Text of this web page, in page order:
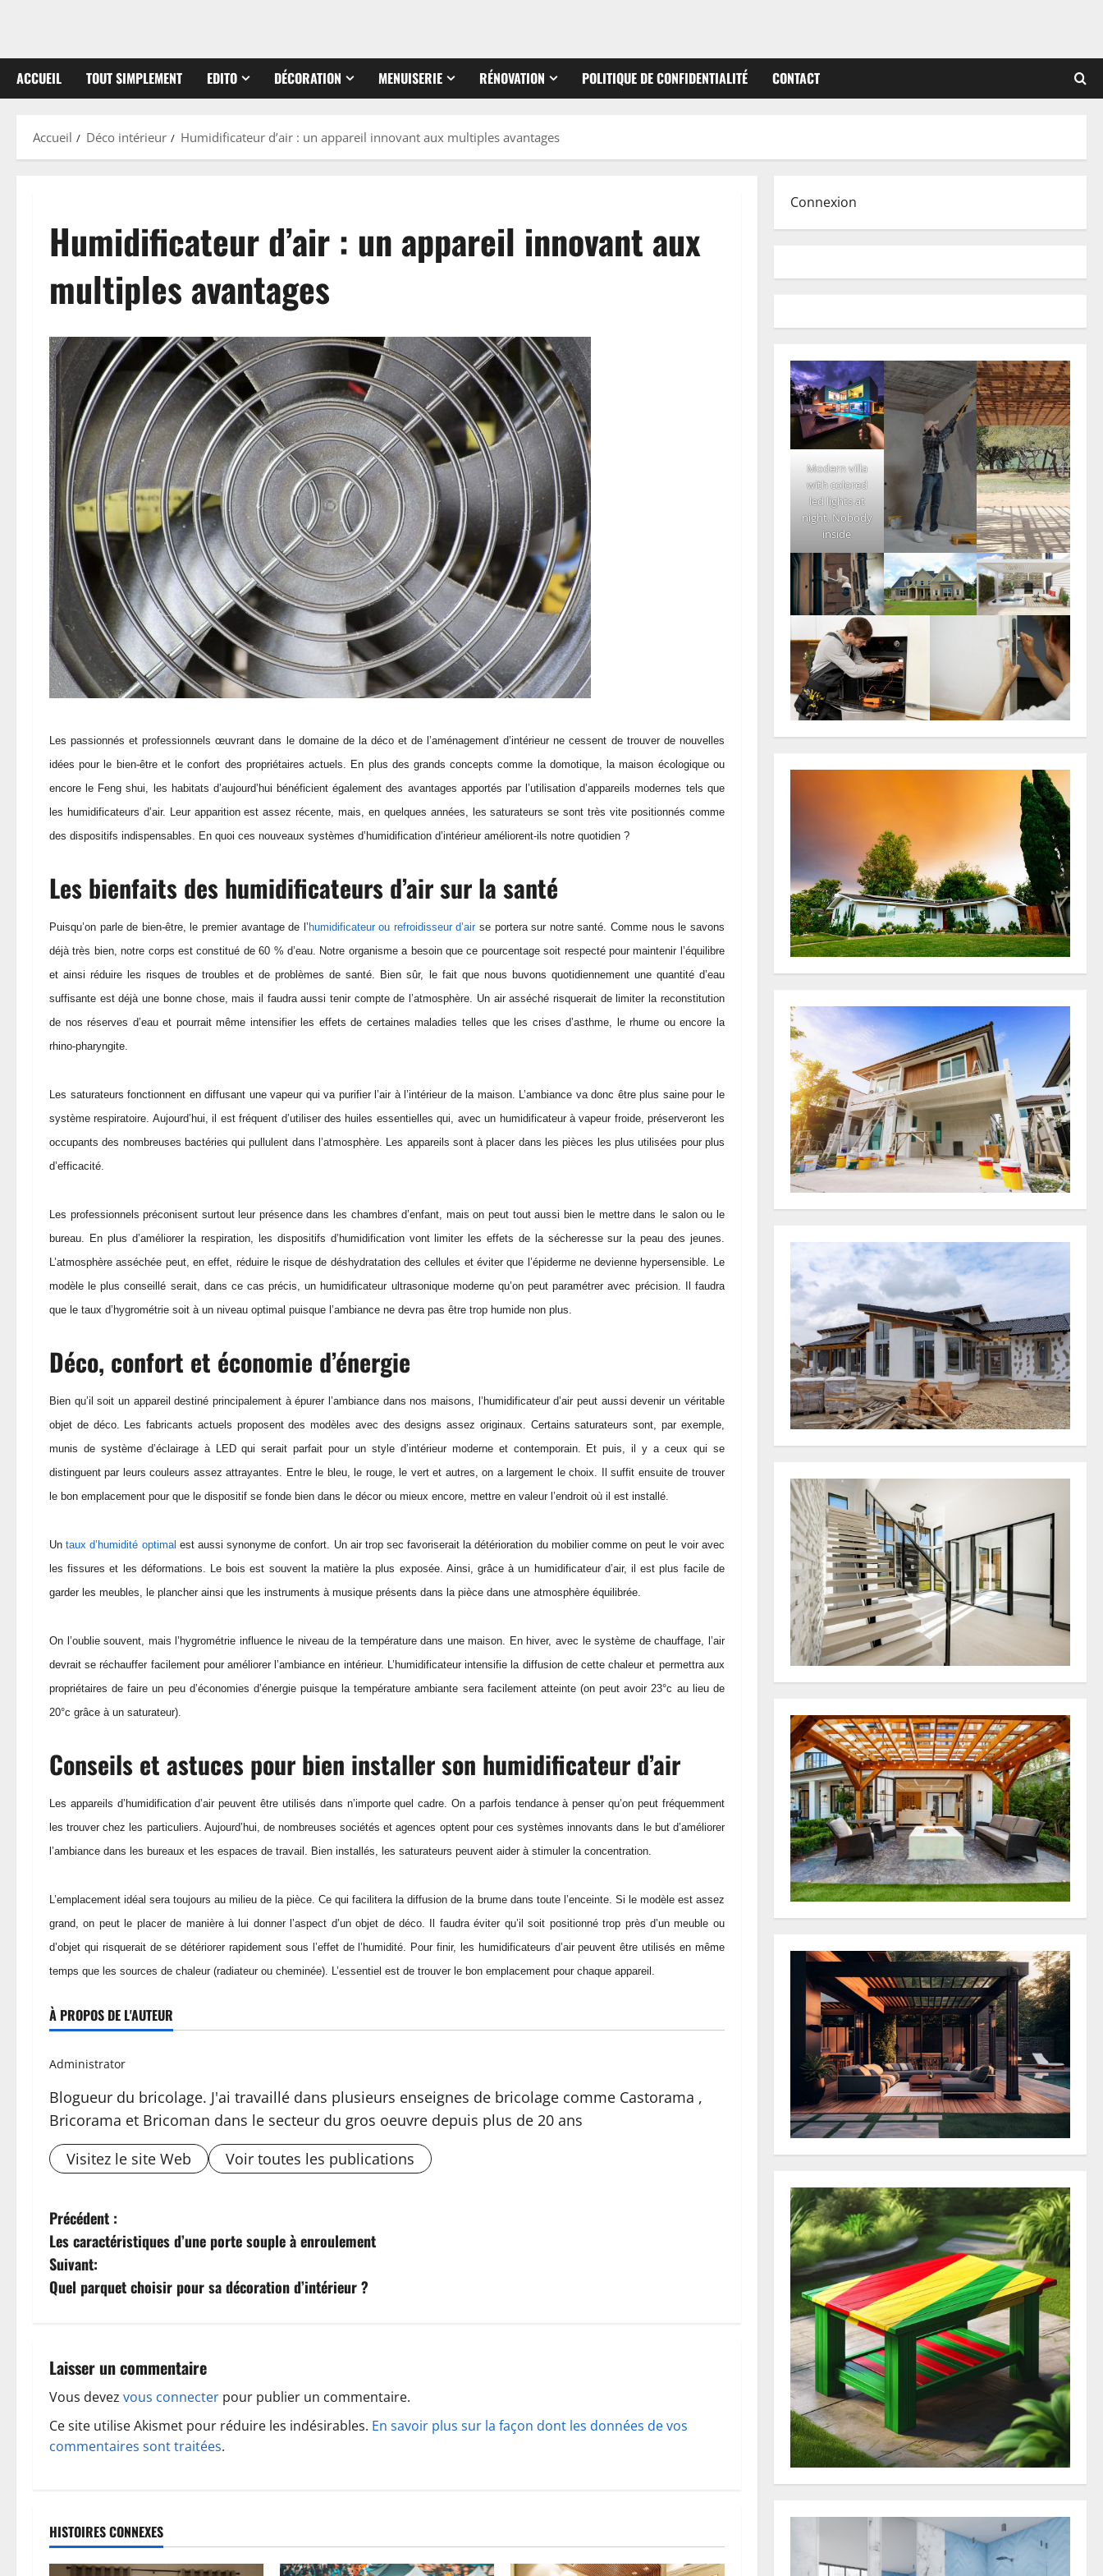
ACCUEIL TOUT SIMPLEMENT EDITO DÉCORATION MENUISERIE RÉNOVATION POLITIQUE DE CONFIDENTIALITÉ CONTACT
Accueil Déco intérieur Humidificateur d’air : un appareil innovant aux multiples avantages
Humidificateur d’air : un appareil innovant aux
multiples avantages
Les passionnés et professionnels œuvrant dans le domaine de la déco et de l’aménagement d’intérieur ne cessent de trouver de nouvelles
idées pour le bien-être et le confort des propriétaires actuels. En plus des grands concepts comme la domotique, la maison écologique ou
encore le Feng shui, les habitats d’aujourd’hui bénéficient également des avantages apportés par l’utilisation d’appareils modernes tels que
les humidificateurs d’air. Leur apparition est assez récente, mais, en quelques années, les saturateurs se sont très vite positionnés comme
des dispositifs indispensables. En quoi ces nouveaux systèmes d’humidification d’intérieur améliorent-ils notre quotidien ?
Les bienfaits des humidificateurs d’air sur la santé
Puisqu’on parle de bien-être, le premier avantage de l’ humidificateur ou refroidisseur d’airse portera sur notre santé. Comme nous le savons
déjà très bien, notre corps est constitué de 60 % d’eau. Notre organisme a besoin que ce pourcentage soit respecté pour maintenir l’équilibre
et ainsi réduire les risques de troubles et de problèmes de santé. Bien sûr, le fait que nous buvons quotidiennement une quantité d’eau
suffisante est déjà une bonne chose, mais il faudra aussi tenir compte de l’atmosphère. Un air asséché risquerait de limiter la reconstitution
de nos réserves d’eau et pourrait même intensifier les effets de certaines maladies telles que les crises d’asthme, le rhume ou encore la
rhino-pharyngite.
Les saturateurs fonctionnent en diffusant une vapeur qui va purifier l’air à l’intérieur de la maison. L’ambiance va donc être plus saine pour le
système respiratoire. Aujourd’hui, il est fréquent d’utiliser des huiles essentielles qui, avec un humidificateur à vapeur froide, préserveront les
occupants des nombreuses bactéries qui pullulent dans l’atmosphère. Les appareils sont à placer dans les pièces les plus utilisées pour plus
d’efficacité.
Les professionnels préconisent surtout leur présence dans les chambres d’enfant, mais on peut tout aussi bien le mettre dans le salon ou le
bureau. En plus d’améliorer la respiration, les dispositifs d’humidification vont limiter les effets de la sécheresse sur la peau des jeunes.
L’atmosphère asséchée peut, en effet, réduire le risque de déshydratation des cellules et éviter que l’épiderme ne devienne hypersensible. Le
modèle le plus conseillé serait, dans ce cas précis, un humidificateur ultrasonique moderne qu’on peut paramétrer avec précision. Il faudra
que le taux d’hygrométrie soit à un niveau optimal puisque l’ambiance ne devra pas être trop humide non plus.
Déco, confort et économie d’énergie
Bien qu’il soit un appareil destiné principalement à épurer l’ambiance dans nos maisons, l’humidificateur d’air peut aussi devenir un véritable
objet de déco. Les fabricants actuels proposent des modèles avec des designs assez originaux. Certains saturateurs sont, par exemple,
munis de système d’éclairage à LED qui serait parfait pour un style d’intérieur moderne et contemporain. Et puis, il y a ceux qui se
distinguent par leurs couleurs assez attrayantes. Entre le bleu, le rouge, le vert et autres, on a largement le choix. Il suffit ensuite de trouver
le bon emplacement pour que le dispositif se fonde bien dans le décor ou mieux encore, mettre en valeur l’endroit où il est installé.
Untaux d’humidité optimal est aussi synonyme de confort. Un air trop sec favoriserait la détérioration du mobilier comme on peut le voir avec
les fissures et les déformations. Le bois est souvent la matière la plus exposée. Ainsi, grâce à un humidificateur d’air, il est plus facile de
garder les meubles, le plancher ainsi que les instruments à musique présents dans la pièce dans une atmosphère équilibrée.
On l’oublie souvent, mais l’hygrométrie influence le niveau de la température dans une maison. En hiver, avec le système de chauffage, l’air
devrait se réchauffer facilement pour améliorer l’ambiance en intérieur. L’humidificateur intensifie la diffusion de cette chaleur et permettra aux
propriétaires de faire un peu d’économies d’énergie puisque la température ambiante sera facilement atteinte (on peut avoir 23°c au lieu de
20°c grâce à un saturateur).
Conseils et astuces pour bien installer son humidificateur d’air
Les appareils d’humidification d’air peuvent être utilisés dans n’importe quel cadre. On a parfois tendance à penser qu’on peut fréquemment
les trouver chez les particuliers. Aujourd’hui, de nombreuses sociétés et agences optent pour ces systèmes innovants dans le but d’améliorer
l’ambiance dans les bureaux et les espaces de travail. Bien installés, les saturateurs peuvent aider à stimuler la concentration.
L’emplacement idéal sera toujours au milieu de la pièce. Ce qui facilitera la diffusion de la brume dans toute l’enceinte. Si le modèle est assez
grand, on peut le placer de manière à lui donner l’aspect d’un objet de déco. Il faudra éviter qu’il soit positionné trop près d’un meuble ou
d’objet qui risquerait de se détériorer rapidement sous l’effet de l’humidité. Pour finir, les humidificateurs d’air peuvent être utilisés en même
temps que les sources de chaleur (radiateur ou cheminée). L’essentiel est de trouver le bon emplacement pour chaque appareil.
À PROPOS DE L'AUTEUR
Administrator
Blogueur du bricolage. J'ai travaillé dans plusieurs enseignes de bricolage comme Castorama ,
Bricorama et Bricoman dans le secteur du gros oeuvre depuis plus de 20 ans
Visitez le site Web
Voir toutes les publications
N
a
v
g
a
t
i
n
d
Précédent :
Les caractéristiques d’une porte souple à enroulement
Suivant:
Quel parquet choisir pour sa décoration d’intérieur ?
Laisser un commentaire
Vous devez vous connecter pour publier un commentaire.
Ce site utilise Akismet pour réduire les indésirables. En savoir plus sur la façon dont les données de vos
commentaires sont traitées.
HISTOIRES CONNEXES
Connexion
Modern villa
with colored
led lights at
night. Nobody
inside